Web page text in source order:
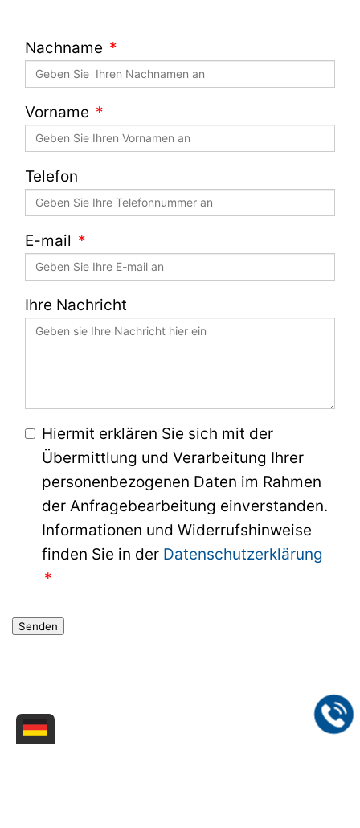
Nachname
Vorname
Telefon
E-mail
Ihre Nachricht
Hiermit erklären Sie sich mit der
Übermittlung und Verarbeitung Ihrer
personenbezogenen Daten im Rahmen
der Anfragebearbeitung einverstanden.
Informationen und Widerrufshinweise
finden Sie in der Datenschutzerklärung
Senden